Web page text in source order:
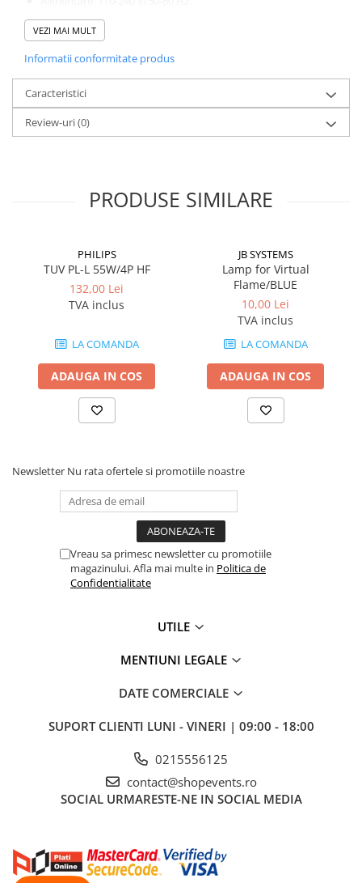
Controlere
Controlere simple
Console DMX
Software DMX
Wireless DMX
Efecte DJ & Club
UV & Blacklight
Lumină Arhitecturală
Controler și alimentare
Cabluri și accesorii
​​Lumină UV și neagră
Alimentare & Distribuție
Distribuitoare de putere
Dimmer & Switch Packs
Efecte Speciale
Consumabile - Lichid
Filtre lichid & Accesorii
Cabluri asamblate
Rată de refresh selectabilă între 900 Hz și 3600 Hz.
Răcire prin convecție.
Protecție IP66 împotriva prafului și stropilor de apă.
Rezistență la șocuri IK07, protejat împotriva unui șoc mecanic
de 2 jouli.
Valvă de depresurizare cu diafragmă sigilată.
Dimensiunile sunt de 15.
VEZI MAI MULT
Informatii conformitate produs
Caracteristici
Review-uri(0)
PRODUSE SIMILARE
PHILIPS
TUV PL-L 55W/4P HF
132,00 Lei
TVA inclus
LA COMANDA
ADAUGA IN COS
JB SYSTEMS
Lamp for Virtual
Flame/BLUE
10,00 Lei
TVA inclus
LA COMANDA
ADAUGA IN COS
Newsletter Nu rata ofertele si promotiile noastre
Vreau sa primesc newsletter cu promotiile
magazinului. Afla mai multe in Politica de
Confidentialitate
UTILE
MENTIUNI LEGALE
DATE COMERCIALE
SUPORT CLIENTI LUNI - VINERI | 09:00 - 18:00
0215556125
contact@shopevents.ro
SOCIAL URMARESTE-NE IN SOCIAL MEDIA